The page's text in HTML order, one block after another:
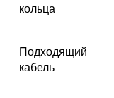
кольца
Подходящий
кабель